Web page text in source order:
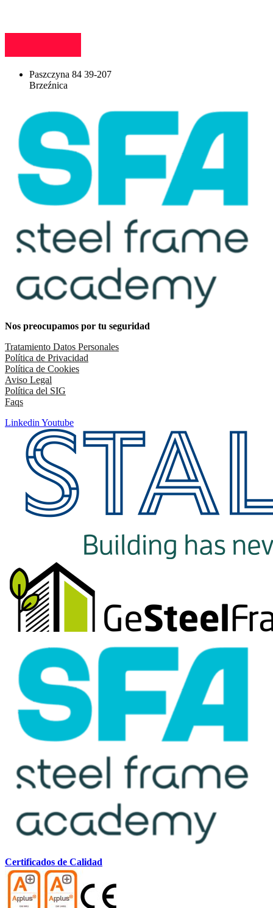
Paszczyna 84 39-207
Brzeźnica
Nos preocupamos por tu seguridad
Tratamiento Datos Personales
Política de Privacidad
Política de Cookies
Aviso Legal
Política del SIG
Faqs
Linkedin Youtube
Certificados de Calidad